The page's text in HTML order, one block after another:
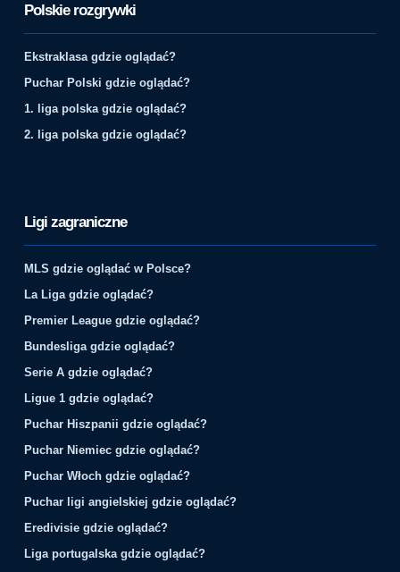
Polskie rozgrywki
Ekstraklasa gdzie oglądać?
Puchar Polski gdzie oglądać?
1. liga polska gdzie oglądać?
2. liga polska gdzie oglądać?
Ligi zagraniczne
MLS gdzie oglądać w Polsce?
La Liga gdzie oglądać?
Premier League gdzie oglądać?
Bundesliga gdzie oglądać?
Serie A gdzie oglądać?
Ligue 1 gdzie oglądać?
Puchar Hiszpanii gdzie oglądać?
Puchar Niemiec gdzie oglądać?
Puchar Włoch gdzie oglądać?
Puchar ligi angielskiej gdzie oglądać?
Eredivisie gdzie oglądać?
Liga portugalska gdzie oglądać?